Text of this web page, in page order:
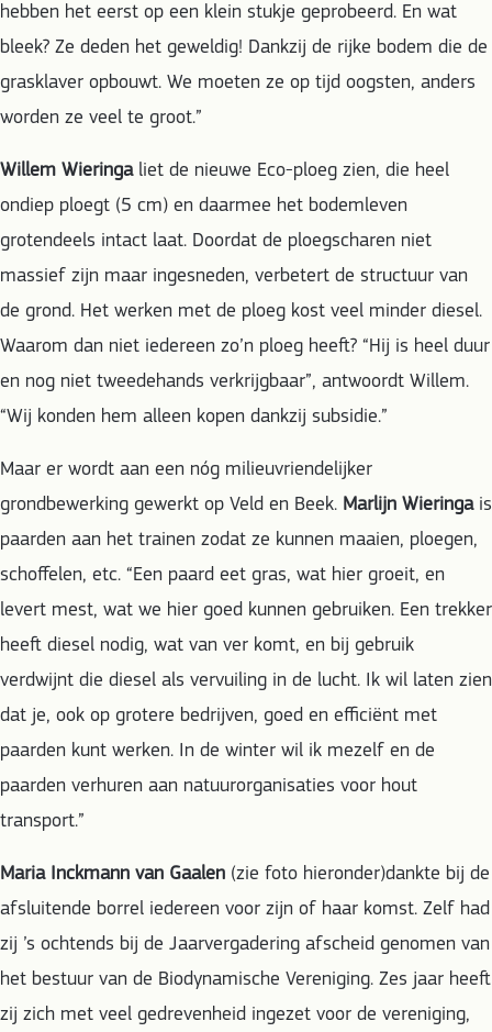
hebben het eerst op een klein stukje geprobeerd. En wat
bleek? Ze deden het geweldig! Dankzij de rijke bodem die de
grasklaver opbouwt. We moeten ze op tijd oogsten, anders
worden ze veel te groot.”
Willem Wieringaliet de nieuwe Eco-ploeg zien, die heel
ondiep ploegt (5 cm) en daarmee het bodemleven
grotendeels intact laat. Doordat de ploegscharen niet
massief zijn maar ingesneden, verbetert de structuur van
de grond. Het werken met de ploeg kost veel minder diesel.
Waarom dan niet iedereen zo’n ploeg heeft? “Hij is heel duur
en nog niet tweedehands verkrijgbaar”, antwoordt Willem.
“Wij konden hem alleen kopen dankzij subsidie.”
Maar er wordt aan een nóg milieuvriendelijker
grondbewerking gewerkt op Veld en Beek. Marlijn Wieringais
paarden aan het trainen zodat ze kunnen maaien, ploegen,
schoffelen, etc. “Een paard eet gras, wat hier groeit, en
levert mest, wat we hier goed kunnen gebruiken. Een trekker
heeft diesel nodig, wat van ver komt, en bij gebruik
verdwijnt die diesel als vervuiling in de lucht. Ik wil laten zien
dat je, ook op grotere bedrijven, goed en efficiënt met
paarden kunt werken. In de winter wil ik mezelf en de
paarden verhuren aan natuurorganisaties voor hout
transport.”
Maria Inckmann van Gaalen (zie foto hieronder)dankte bij de
afsluitende borrel iedereen voor zijn of haar komst. Zelf had
zij ’s ochtends bij de Jaarvergadering afscheid genomen van
het bestuur van de Biodynamische Vereniging. Zes jaar heeft
zij zich met veel gedrevenheid ingezet voor de vereniging,